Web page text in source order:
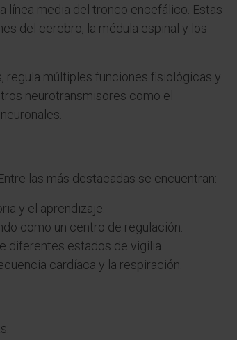
línea media del tronco encefálico. Estas
del cerebro, la médula espinal y los
regula múltiples funciones fisiológicas y
neurotransmisores como el
las más destacadas se encuentran:
y el aprendizaje.
como un centro de regulación.
diferentes estados de vigilia.
cardíaca y la respiración.